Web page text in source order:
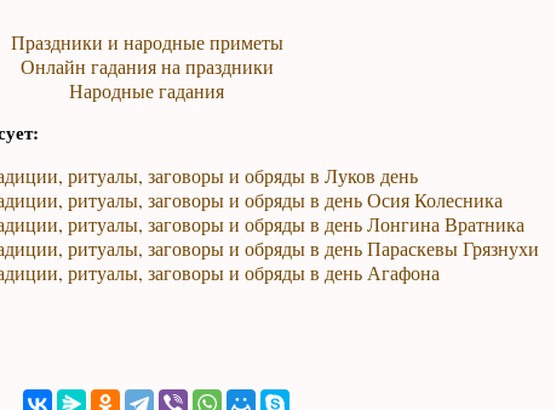
Праздники и народные приметы
Онлайн гадания на праздники
Народные гадания
ритуалы, заговоры и обряды в Луков день
ритуалы, заговоры и обряды в день Осия Колесника
ритуалы, заговоры и обряды в день Лонгина Вратника
ритуалы, заговоры и обряды в день Параскевы Грязнухи
ритуалы, заговоры и обряды в день Агафона